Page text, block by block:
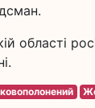
області